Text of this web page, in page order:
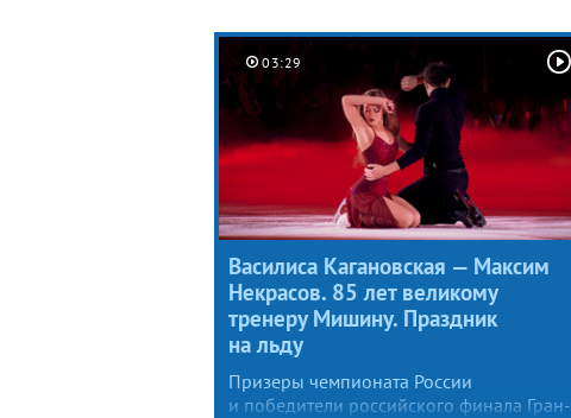
03:29
Василиса Кагановская — Максим
Некрасов. 85 лет великому
тренеру Мишину. Праздник
на льду
Призеры чемпионата России
и победители российского финала Гран-